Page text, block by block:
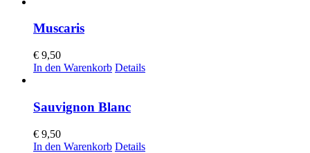
Muscaris
€ 9,50
In den Warenkorb Details
Sauvignon Blanc
€ 9,50
In den Warenkorb Details